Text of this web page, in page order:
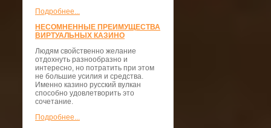
Подробнее...
НЕСОМНЕННЫЕ ПРЕИМУЩЕСТВА
ВИРТУАЛЬНЫХ КАЗИНО
Людям свойственно желание
отдохнуть разнообразно и
интересно, но потратить при этом
не большие усилия и средства.
Именно казино русский вулкан
способно удовлетворить это
сочетание.
Подробнее...